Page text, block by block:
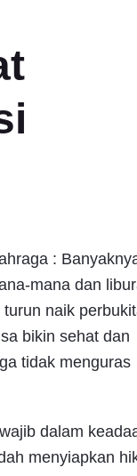
:
mana dan
naik
bikin sehat dan
tidak menguras
dalam
menyiapkan